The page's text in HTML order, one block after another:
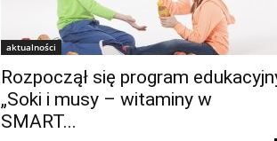
aktualności
Rozpoczął się program
„Soki i musy – witaminy w
SMART...